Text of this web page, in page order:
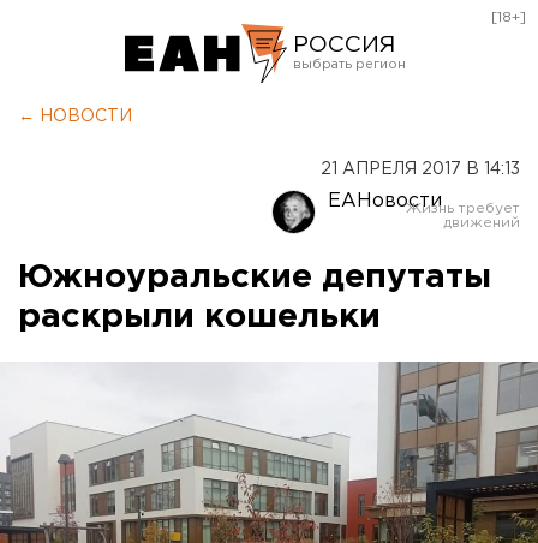
РОССИЯ
Оренбург
[18+]
← НОВОСТИ
21 АПРЕЛЯ 2017 В 14:13
ЕАНовости
Южноуральские депутаты
раскрыли кошельки